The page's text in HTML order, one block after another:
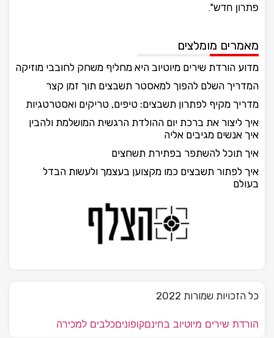
פתרון חדש".
מאמרים מומלצים
מדוע הורדת שירים מיוטיוב היא מחליף משחק לחובבי מוזיקה
המדריך השלם להפוך למאסטר תשבצים תוך זמן קצר
מדריך מקיף לפתרון תשבצים: טיפים, טריקים ואסטרטגיות
איך ליצור את ברכת יום ההולדת הרגשית המושלמת ולהבין
איך אנשים מגיבים אליה
איך תוכל להשתפר בפתירת תשחצים
איך לפתור תשבצים כמו מקצוען בעצמך ולעשות הבדל
בעולם
כל הזכויות שמורות 2022
הורדת שירים מיוטיוב בחינםקופוניםכלבים למכירה